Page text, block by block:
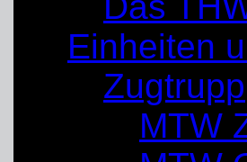
Einheiten
Zugtrupp
MTW